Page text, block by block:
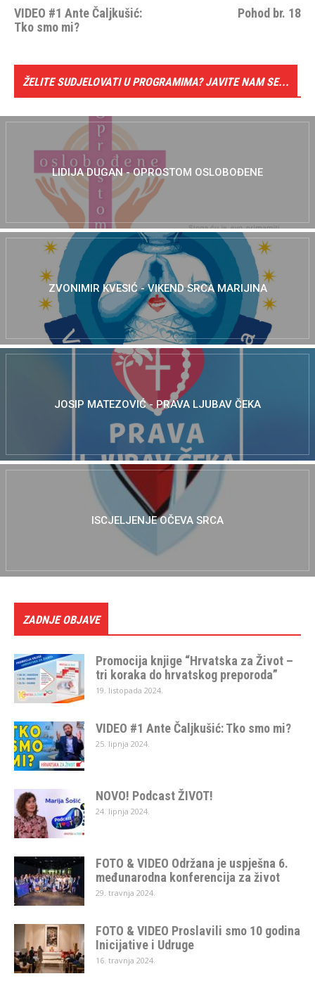
VIDEO #1 Ante Čaljkušić:
Tko smo mi?
Pohod br. 18
ŽELITE SUDJELOVATI U PROGRAMIMA? JAVITE NAM SE...
LIDIJA DUGAN - OPROSTOM OSLOBOĐENE
ZVONIMIR KVESIĆ - VIKEND SRCA MARIJINA
JOSIP MATEZOVIĆ - PRAVA LJUBAV ČEKA
ISCJELJENJE OČEVA SRCA
ZADNJE OBJAVE
Promocija knjige “Hrvatska za Život –
tri koraka do hrvatskog preporoda”
19. listopada 2024.
VIDEO #1 Ante Čaljkušić: Tko smo mi?
25. lipnja 2024.
NOVO! Podcast ŽIVOT!
24. lipnja 2024.
FOTO & VIDEO Održana je uspješna 6.
međunarodna konferencija za život
29. travnja 2024.
FOTO & VIDEO Proslavili smo 10 godina
Inicijative i Udruge
16. travnja 2024.